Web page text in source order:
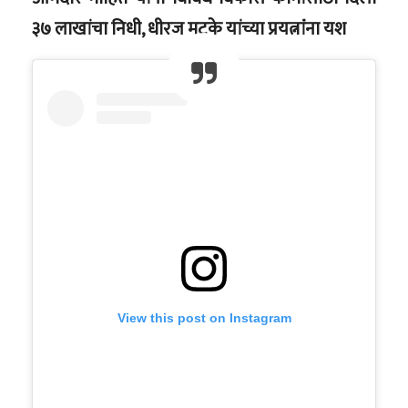
३७ लाखांचा निधी, धीरज मटके यांच्या प्रयत्नांंना यश
View this post on Instagram